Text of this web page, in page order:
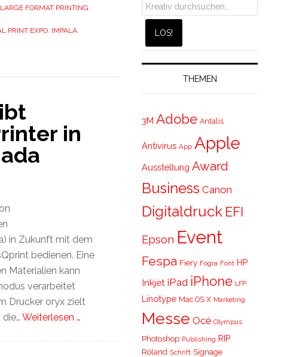
LARGE FORMAT PRINTING,
PRINT EXPO, IMPALA,
in
in Zukunft mit dem
bedienen. Eine
Materialien kann
verarbeitet
Drucker oryx zielt
Weiterlesen …
THEMEN
3M Adobe Antalis
Antivirus App Apple
Ausstellung Award
Business Canon
Digitaldruck EFI
Epson Event
Fespa Fiery Fogra Font HP
Inkjet iPad iPhone LFP
Linotype Mac OS X Marketing
Messe Océ Olympus
Photoshop Publishing RIP
Roland Schrift Signage